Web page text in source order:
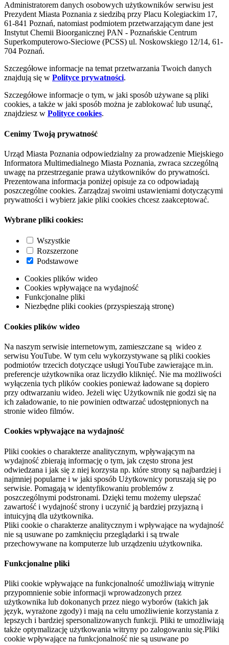
Administratorem danych osobowych użytkowników serwisu jest
Prezydent Miasta Poznania z siedzibą przy Placu Kolegiackim 17,
61-841 Poznań, natomiast podmiotem przetwarzającym dane jest
Instytut Chemii Bioorganicznej PAN - Poznańskie Centrum
Superkomputerowo-Sieciowe (PCSS) ul. Noskowskiego 12/14, 61-
704 Poznań.
Szczegółowe informacje na temat przetwarzania Twoich danych
znajdują się w Polityce prywatności.
Szczegółowe informacje o tym, w jaki sposób używane są pliki
cookies, a także w jaki sposób można je zablokować lub usunąć,
znajdziesz w Polityce cookies.
Cenimy Twoją prywatność
Urząd Miasta Poznania odpowiedzialny za prowadzenie Miejskiego
Informatora Multimedialnego Miasta Poznania, zwraca szczególną
uwagę na przestrzeganie prawa użytkowników do prywatności.
Prezentowana informacja poniżej opisuje za co odpowiadają
poszczególne cookies. Zarządzaj swoimi ustawieniami dotyczącymi
prywatności i wybierz jakie pliki cookies chcesz zaakceptować.
Wybrane pliki cookies:
Wszystkie
Rozszerzone
Podstawowe
Cookies plików wideo
Cookies wpływające na wydajność
Funkcjonalne pliki
Niezbędne pliki cookies (przyspieszają stronę)
Cookies plików wideo
Na naszym serwisie internetowym, zamieszczane są wideo z
serwisu YouTube. W tym celu wykorzystywane są pliki cookies
podmiotów trzecich dotyczące usługi YouTube zawierające m.in.
preferencje użytkownika oraz liczydło kliknięć. Nie ma możliwości
wyłączenia tych plików cookies ponieważ ładowane są dopiero
przy odtwarzaniu wideo. Jeżeli więc Użytkownik nie godzi się na
ich załadowanie, to nie powinien odtwarzać udostępnionych na
stronie wideo filmów.
Cookies wpływające na wydajność
Pliki cookies o charakterze analitycznym, wpływającym na
wydajność zbierają informację o tym, jak często strona jest
odwiedzana i jak się z niej korzysta np. które strony są najbardziej i
najmniej popularne i w jaki sposób Użytkownicy poruszają się po
serwisie. Pomagają w identyfikowaniu problemów z
poszczególnymi podstronami. Dzięki temu możemy ulepszać
zawartość i wydajność strony i uczynić ją bardziej przyjazną i
intuicyjną dla użytkownika.
Pliki cookie o charakterze analitycznym i wpływające na wydajność
nie są usuwane po zamknięciu przeglądarki i są trwale
przechowywane na komputerze lub urządzeniu użytkownika.
Funkcjonalne pliki
Pliki cookie wpływające na funkcjonalność umożliwiają witrynie
przypomnienie sobie informacji wprowadzonych przez
użytkownika lub dokonanych przez niego wyborów (takich jak
język, wyrażone zgody) i mają na celu umożliwienie korzystania z
lepszych i bardziej spersonalizowanych funkcji. Pliki te umożliwiają
także optymalizację użytkowania witryny po zalogowaniu się.Pliki
cookie wpływające na funkcjonalność nie są usuwane po